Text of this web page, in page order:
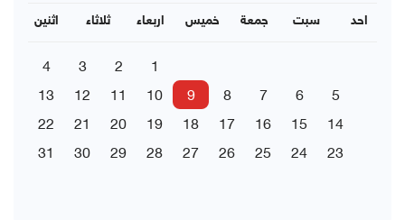
اثنين ثلاثاء اربعاء خميس جمعة سبت احد
1
2
3
4
5
6
7
8
9
10
11
12
13
14
15
16
17
18
19
20
21
22
23
24
25
26
27
28
29
30
31